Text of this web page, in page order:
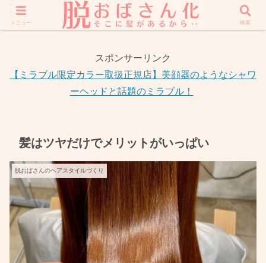
ホーム Profile
スポンサーリンク
【ミラブル限定カラー取扱正規店】美顔器のようなシャワ
ーヘッドと話題のミラブル！
髪はツヤだけでメリットがいっぱい
脱おばさんのヘアスタイルづくり
メニュー 検索